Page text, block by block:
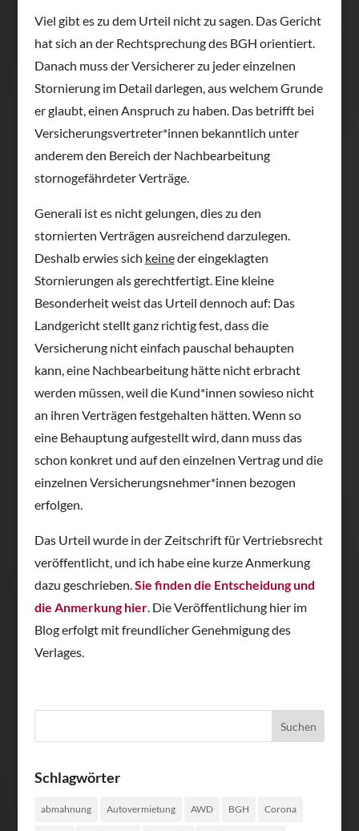
Viel gibt es zu dem Urteil nicht zu sagen. Das Gericht
hat sich an der Rechtsprechung des BGH orientiert.
Danach muss der Versicherer zu jeder einzelnen
Stornierung im Detail darlegen, aus welchem Grunde
er glaubt, einen Anspruch zu haben. Das betrifft bei
Versicherungsvertreter*innen bekanntlich unter
anderem den Bereich der Nachbearbeitung
stornogefährdeter Verträge.
Generali ist es nicht gelungen, dies zu den
stornierten Verträgen ausreichend darzulegen.
Deshalb erwies sich keineder eingeklagten
Stornierungen als gerechtfertigt. Eine kleine
Besonderheit weist das Urteil dennoch auf: Das
Landgericht stellt ganz richtig fest, dass die
Versicherung nicht einfach pauschal behaupten
kann, eine Nachbearbeitung hätte nicht erbracht
werden müssen, weil die Kund*innen sowieso nicht
an ihren Verträgen festgehalten hätten. Wenn so
eine Behauptung aufgestellt wird, dann muss das
schon konkret und auf den einzelnen Vertrag und die
einzelnen Versicherungsnehmer*innen bezogen
erfolgen.
Das Urteil wurde in der Zeitschrift für Vertriebsrecht
veröffentlicht, und ich habe eine kurze Anmerkung
dazu geschrieben.Sie finden die Entscheidung und
die Anmerkung hier. Die Veröffentlichung hier im
Blog erfolgt mit freundlicher Genehmigung des
Verlages.
Schlagwörter
abmahnung Autovermietung AWD BGH Corona